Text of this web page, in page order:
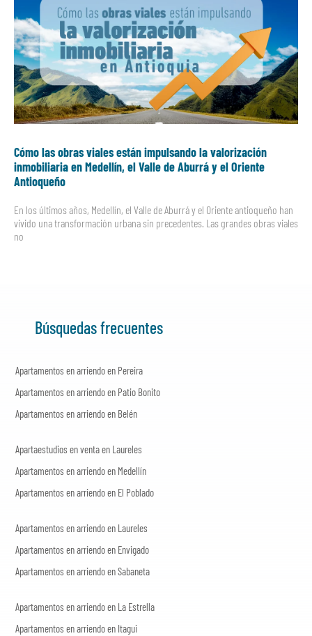
Cómo las obras viales están impulsando la valorización
inmobiliaria en Medellín, el Valle de Aburrá y el Oriente
Antioqueño
En los últimos años, Medellín, el Valle de Aburrá y el Oriente antioqueño han
vivido una transformación urbana sin precedentes. Las grandes obras viales
no
Búsquedas frecuentes
Apartamentos en arriendo en Pereira
Apartamentos en arriendo en Patio Bonito
Apartamentos en arriendo en Belén
Apartaestudios en venta en Laureles
Apartamentos en arriendo en Medellín
Apartamentos en arriendo en El Poblado
Apartamentos en arriendo en Laureles
Apartamentos en arriendo en Envigado
Apartamentos en arriendo en Sabaneta
Apartamentos en arriendo en La Estrella
Apartamentos en arriendo en Itagui